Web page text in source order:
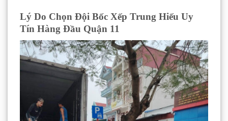
Lý Do Chọn Đội Bốc Xếp Trung Hiếu Uy
Tín Hàng Đầu Quận 11